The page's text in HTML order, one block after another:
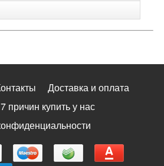
Доставка и оплата
7 причин купить у нас